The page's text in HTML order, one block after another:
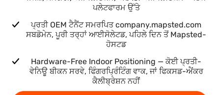
ਪਲੇਟਫਾਰਮ ਉੱਤੇ
ਪ੍ਰਤੀ OEM ਟੈਨੈਂਟ ਸਮਰਪਿਤ company.mapsted.com
ਸਬਡੋਮੇਨ, ਪੂਰੀ ਤਰ੍ਹਾਂ ਆਈਸੋਲੇਟਡ, ਪਹਿਲੇ ਦਿਨ ਤੋਂ Mapsted-
ਹੋਸਟਡ
Hardware-Free Indoor Positioning — ਕੋਈ ਪ੍ਰਤੀ-
ਵੇਨਿਊ ਬੀਕਨ ਸਰਵੇ, ਫਿੰਗਰਪ੍ਰਿੰਟਿੰਗ ਵਾਕ, ਜਾਂ ਫਿਕਸਡ-ਐਂਕਰ
ਕੈਲੀਬ੍ਰੇਸ਼ਨ ਨਹੀਂ